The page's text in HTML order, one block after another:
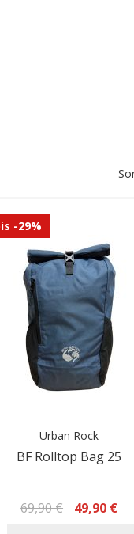
-29%
Urban Rock
BF Rolltop Bag 25
69,90 € 49,90 €